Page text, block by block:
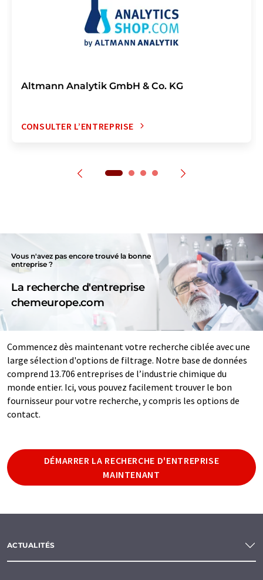
Altmann Analytik GmbH & Co. KG
CONSULTER L’ENTREPRISE
Vous n'avez pas encore trouvé la bonne
entreprise ?
La recherche d'entreprise
chemeurope.com
Commencez dès maintenant votre recherche ciblée avec une
large sélection d'options de filtrage. Notre base de données
comprend 13.706 entreprises de l’industrie chimique du
monde entier. Ici, vous pouvez facilement trouver le bon
fournisseur pour votre recherche, y compris les options de
contact.
DÉMARRER LA RECHERCHE D'ENTREPRISE
MAINTENANT
ACTUALITÉS